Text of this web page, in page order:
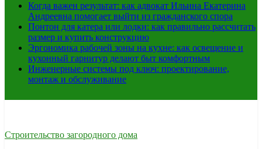
Когда важен результат: как адвокат Ильина Екатерина
Андреевна помогает выйти из гражданского спора
Понтон для катера или лодки: как правильно рассчитать
размер и купить конструкцию
Эргономика рабочей зоны на кухне: как освещение и
кухонный гарнитур делают быт комфортным
Инженерные системы под ключ: проектирование,
монтаж и обслуживание
Строительство загородного дома